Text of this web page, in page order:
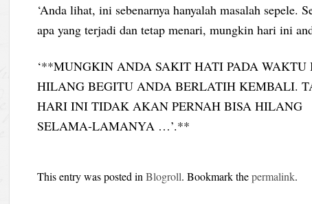
‘Anda lihat, ini sebenarnya hanyalah masalah sepele.
apa yang terjadi dan tetap menari, mungkin hari ini
‘**MUNGKIN ANDA SAKIT HATI PADA
HILANG BEGITU ANDA BERLATIH KEMBALI.
HARI INI TIDAK AKAN PERNAH BISA HILANG
SELAMA-LAMANYA …’.**
This entry was posted inBlogroll. Bookmark thepermalink.